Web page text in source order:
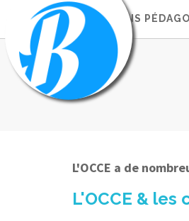
ACTIONS
L'OCCE a de
L'OCCE &